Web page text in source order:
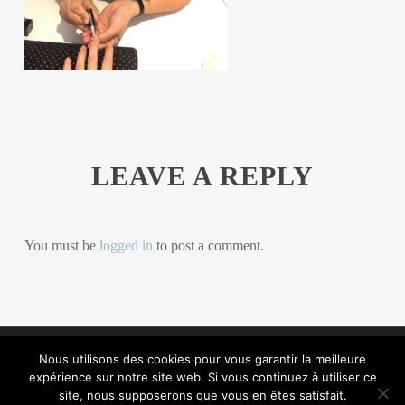
LEAVE A REPLY
You must be logged in to post a comment.
© 2020 M&vous. Tous droits réservés. Création Atelier Com' Personne. Mentions
légales.
Nous utilisons des cookies pour vous garantir la meilleure
expérience sur notre site web. Si vous continuez à utiliser ce
site, nous supposerons que vous en êtes satisfait.